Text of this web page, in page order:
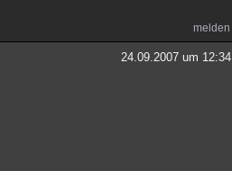
melden
24.09.2007 um 12:34